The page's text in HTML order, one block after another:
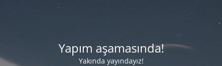
Yapım aşamasında!
Yakında yayındayız!